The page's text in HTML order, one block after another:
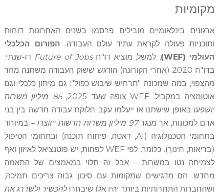
מקומיות
ארגונים בינלאומיים מובילים פרסמו בשנים האחרונות דוחות
ותוכניות פעולה לקראת עתיד עולם העבודה. הפורום הכלכלי
העולמי (WEF)
, למשל, מוציא דו"חFuture of Jobs דו-שנתי.
בדו"ח 2020 (אחרי הקורונה) הודגש ששוק העבודה משתנה מהר
מהצפוי, במה שמכונה "תרחיש שיבוש כפול": גם מיתון כלכלי וגם
אוטומציה במקביל. WEF צופה שעד 2025,
85 מיליון משרות
יושפעובאופן שישתנו או ייעלמו עקב חלוקת עבודה חדשה בין בני
אדם למכונות, אך מנגד97 מיליון משרות חדשות ייווצרו
– במיוחד
בתחומי הטכנולוגיה (AI, דאטה, פיתוח תוכנה) ובתחומי הטיפול
(בריאות, חינוך). כלומר, לפי WEF לפחות, יש פוטנציאל לאיזון ואף
לצמיחה נטו במשרות – אבל זה תלוי במאמצים של התאמה
מחדש. הם מדגישים שמקומות עם סיכון גבוה צריכים תמיכה,
ושהחברות התחרותיות ביותר יהיו אלו שיבחרולהכשיר ולשדרג את